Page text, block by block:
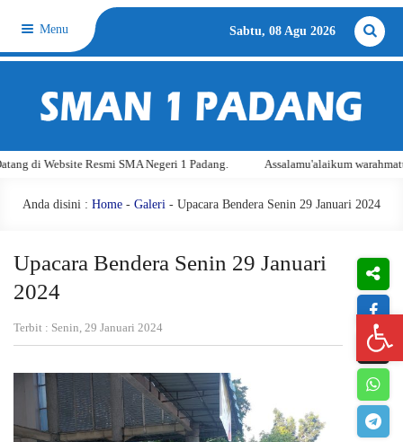
Menu Sabtu, 08 Agu 2026
Negeri 1 Padang. Assalamu'alaikum warahmatullahi wabarakatuh.
Anda disini : Home - Galeri - Upacara Bendera Senin 29 Januari 2024
Upacara Bendera Senin 29 Januari
2024
Terbit : Senin, 29 Januari 2024